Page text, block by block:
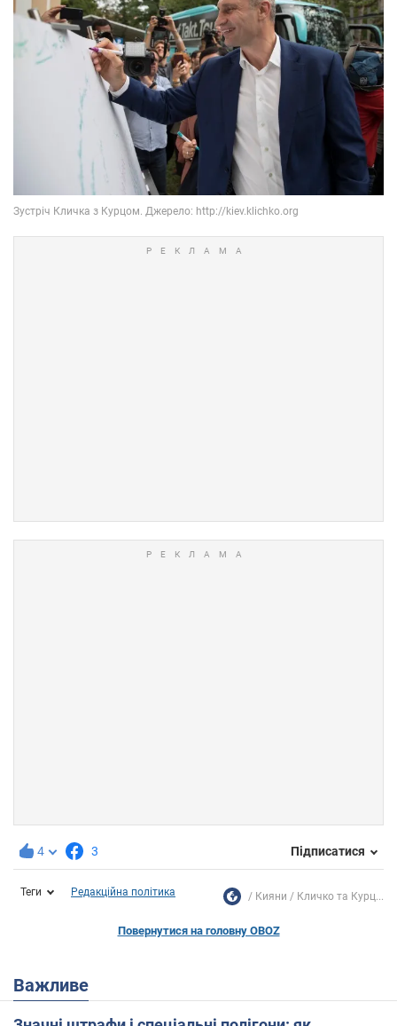
4 3 Підписатися
Теги Редакційна політика Кияни Кличко та Курц...
Повернутися на головну OBOZ
Важливе